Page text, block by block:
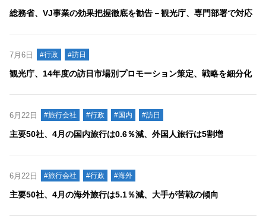
総務省、VJ事業の効果把握徹底を勧告－観光庁、専門部署で対応
7月6日 #行政 #訪日
観光庁、14年度の訪日市場別プロモーション策定、戦略を細分化
6月22日 #旅行会社 #行政 #国内 #訪日
主要50社、4月の国内旅行は0.6％減、外国人旅行は5割増
6月22日 #旅行会社 #行政 #海外
主要50社、4月の海外旅行は5.1％減、大手が苦戦の傾向